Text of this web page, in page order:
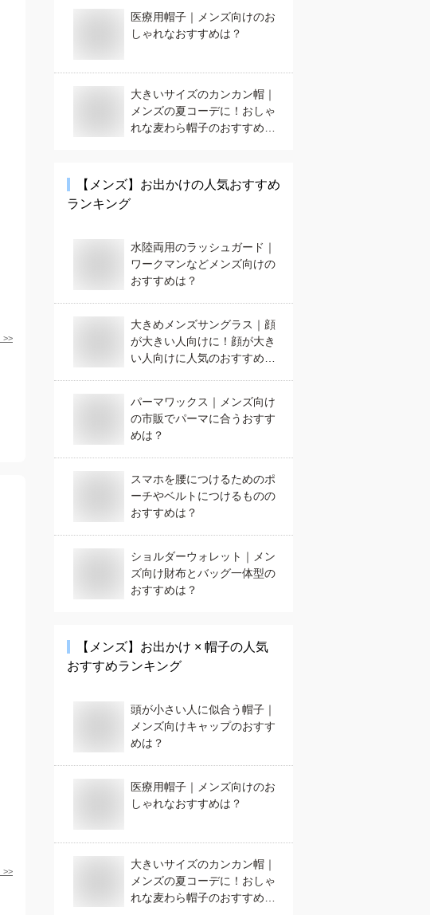
>>
>>
医療用帽子｜メンズ向けのお
しゃれなおすすめは？
大きいサイズのカンカン帽｜
メンズの夏コーデに！おしゃ
れな麦わら帽子のおすすめ
【メンズ】 お出かけの人気おすすめ
ランキング
水陸両用のラッシュガード｜
ワークマンなどメンズ向けの
おすすめは？
大きめメンズサングラス｜顔
が大きい人向けに！顔が大き
い人向けに人気のおすすめ
パーマワックス｜メンズ向け
の市販でパーマに合うおすす
めは？
スマホを腰につけるためのポ
ーチやベルトにつけるものの
おすすめは？
ショルダーウォレット｜メン
ズ向け財布とバッグ一体型の
おすすめは？
【メンズ】 お出かけ × 帽子の人気
おすすめランキング
頭が小さい人に似合う帽子｜
メンズ向けキャップのおすす
めは？
医療用帽子｜メンズ向けのお
しゃれなおすすめは？
大きいサイズのカンカン帽｜
メンズの夏コーデに！おしゃ
れな麦わら帽子のおすすめ